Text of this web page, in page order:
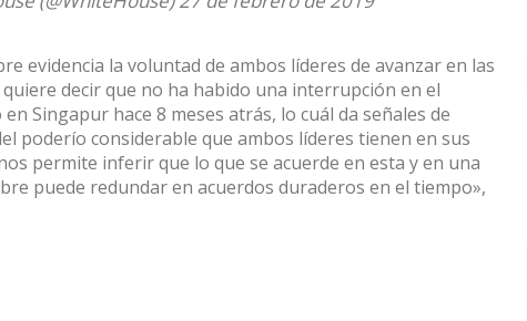
evidencia la voluntad de ambos líderes de avanzar en las
decir que no ha habido una interrupción en el
Singapur hace 8 meses atrás, lo cuál da señales de
poderío considerable que ambos líderes tienen en sus
permite inferir que lo que se acuerde en esta y en una
puede redundar en acuerdos duraderos en el tiempo»,